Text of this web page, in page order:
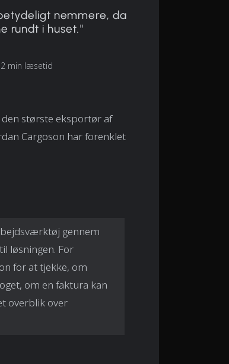
nemmere, da
rundt i huset."
2 min læsetid
største eksportør af
Cargoson har forenklet
gennem
løsningen. For
for at tjekke, om
om en faktura kan
overblik over